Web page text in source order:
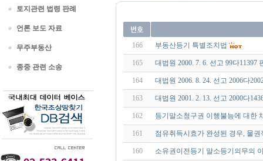
토지관련 법령 판례
언론 보도 자료
무주부동산
종중 관련 소송
166 부동산등기 특별조치법
165 대법원 2000. 7. 6. 선고 99다11397
164 대법원 2006. 8. 24. 선고 2006다
163 대법원 2001. 2. 13. 선고 2000다
162 등기말소청구권 이행불능에 대한
161 점유취득시효가 완성된 경우, 물
160 소유권이전등기 말소등기의무의